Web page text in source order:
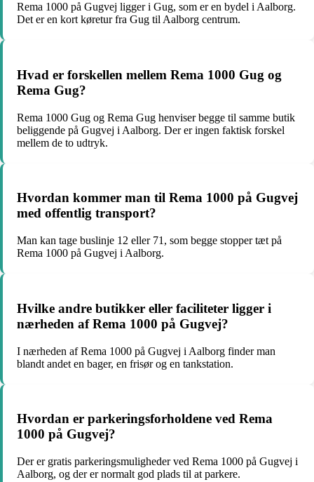
Rema 1000 på Gugvej ligger i Gug, som er en bydel i Aalborg.
Det er en kort køretur fra Gug til Aalborg centrum.
Hvad er forskellen mellem Rema 1000 Gug og
Rema Gug?
Rema 1000 Gug og Rema Gug henviser begge til samme butik
beliggende på Gugvej i Aalborg. Der er ingen faktisk forskel
mellem de to udtryk.
Hvordan kommer man til Rema 1000 på Gugvej
med offentlig transport?
Man kan tage buslinje 12 eller 71, som begge stopper tæt på
Rema 1000 på Gugvej i Aalborg.
Hvilke andre butikker eller faciliteter ligger i
nærheden af Rema 1000 på Gugvej?
I nærheden af Rema 1000 på Gugvej i Aalborg finder man
blandt andet en bager, en frisør og en tankstation.
Hvordan er parkeringsforholdene ved Rema
1000 på Gugvej?
Der er gratis parkeringsmuligheder ved Rema 1000 på Gugvej i
Aalborg, og der er normalt god plads til at parkere.